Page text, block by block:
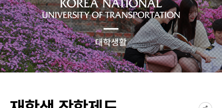
대학생활